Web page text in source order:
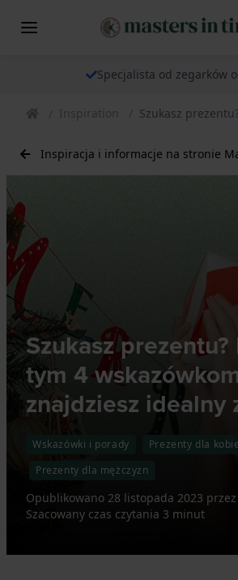
Specjalista od zegarków
Inspiration Szukasz
Inspiracja i informacje na stronie
Szukasz
tym 4
znajdziesz idealny
Wskazówki i porady
Prezenty dla
Prezenty dla mężczyzn
Opublikowano 28 listopada 2023 przez
Szacowany czas czytania 3 minut